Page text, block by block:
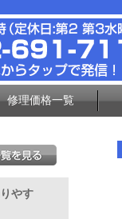
修理価格一覧
やす